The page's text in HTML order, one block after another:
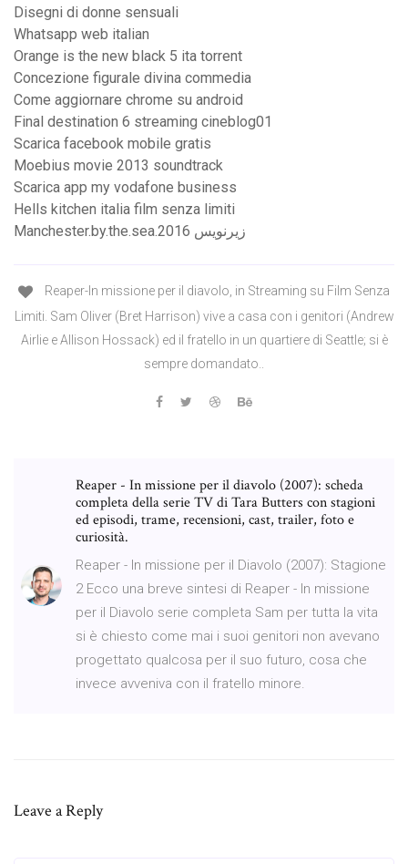
Disegni di donne sensuali
Whatsapp web italian
Orange is the new black 5 ita torrent
Concezione figurale divina commedia
Come aggiornare chrome su android
Final destination 6 streaming cineblog01
Scarica facebook mobile gratis
Moebius movie 2013 soundtrack
Scarica app my vodafone business
Hells kitchen italia film senza limiti
Manchester.by.the.sea.2016 زیرنویس
Reaper-In missione per il diavolo, in Streaming su Film Senza
Limiti. Sam Oliver (Bret Harrison) vive a casa con i genitori (Andrew
Airlie e Allison Hossack) ed il fratello in un quartiere di Seattle; si è
sempre domandato..
Reaper - In missione per il diavolo (2007): scheda
completa della serie TV di Tara Butters con stagioni
ed episodi, trame, recensioni, cast, trailer, foto e
curiosità.
Reaper - In missione per il Diavolo (2007): Stagione
2 Ecco una breve sintesi di Reaper - In missione
per il Diavolo serie completa Sam per tutta la vita
si è chiesto come mai i suoi genitori non avevano
progettato qualcosa per il suo futuro, cosa che
invece avveniva con il fratello minore.
Leave a Reply